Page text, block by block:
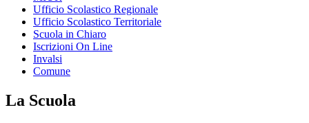
Ufficio Scolastico Regionale
Ufficio Scolastico Territoriale
Scuola in Chiaro
Iscrizioni On Line
Invalsi
Comune
La Scuola